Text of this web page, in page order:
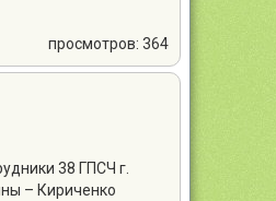
просмотров: 364
38 ГПСЧ г.
– Кириченко